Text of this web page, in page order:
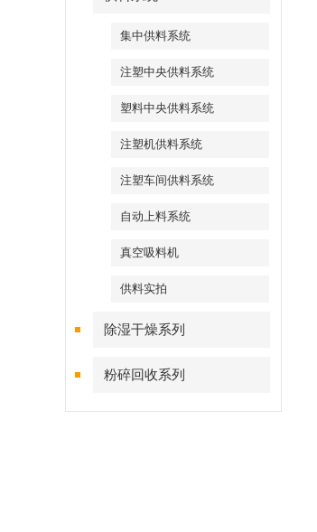
集中供料系统
注塑中央供料系统
塑料中央供料系统
注塑机供料系统
注塑车间供料系统
自动上料系统
真空吸料机
供料实拍
除湿干燥系列
粉碎回收系列